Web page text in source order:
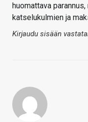
huomattava
katselukulmien ja
Kirjaudu sisään